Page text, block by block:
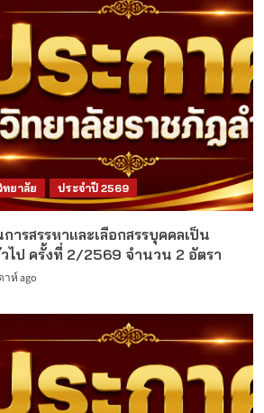
ยาลัย ประจำปี 2569
ารสรรหาและเลือกสรรบุคคลเป็น
ไป ครั้งที่ 2/2569 จำนวน 2 อัตรา
าห์ ago